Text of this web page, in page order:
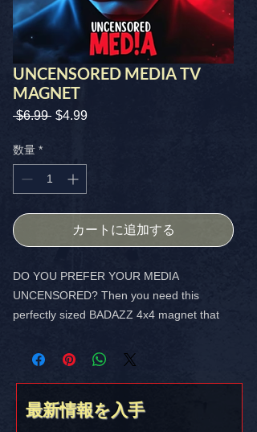
UNCENSORED MEDIA TV
MAGNET
$6.99 通
格
$4.99セ
数量 *
カートに追加する
DO YOU PREFER YOUR MEDIA
UNCENSORED? Then you need this
perfectly sized BADAZZ 4x4 magnet that
Stick it on somethin’ you love!!
最新情報を入手